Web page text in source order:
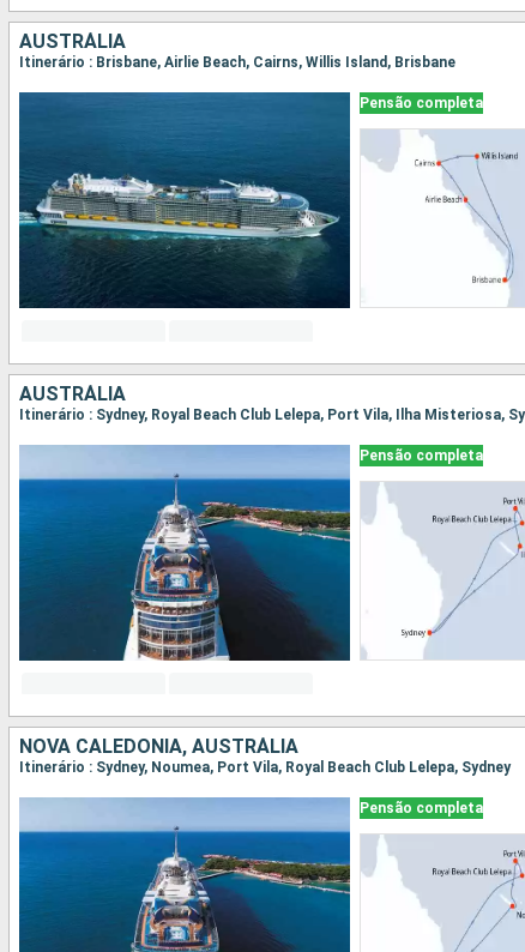
AUSTRÁLIA
Itinerário : Brisbane, Airlie Beach, Cairns, Willis Island, Brisbane
Pensão completa
AUSTRÁLIA
Itinerário : Sydney, Royal Beach Club Lelepa, Port Vila, Ilha Misteriosa,
Pensão completa
NOVA CALEDÔNIA, AUSTRÁLIA
Itinerário : Sydney, Noumea, Port Vila, Royal Beach Club Lelepa, Sydney
Pensão completa